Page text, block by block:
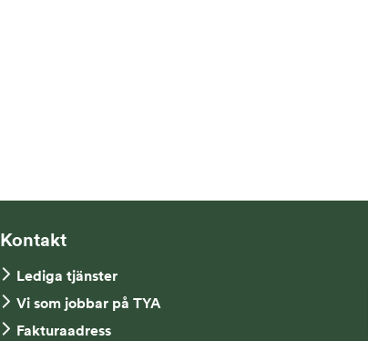
Kontakt
Lediga tjänster
Vi som jobbar på TYA
Fakturaadress